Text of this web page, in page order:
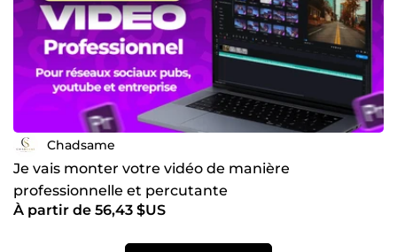
Chadsame
Je vais monter votre vidéo de manière
professionnelle et percutante
À partir de 56,43 $US